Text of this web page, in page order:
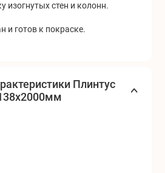
изогнутых стен и колонн.
и готов к покраске.
Плинтус